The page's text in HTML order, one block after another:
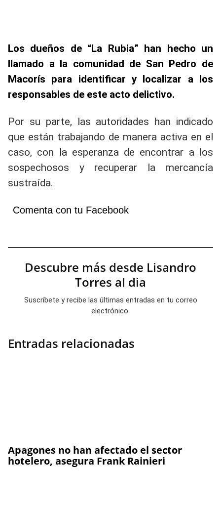
Los dueños de “La Rubia” han hecho un
llamado a la comunidad de San Pedro de
Macorís para identificar y localizar a los
responsables de este acto delictivo.
Por su parte, las autoridades han indicado
que están trabajando de manera activa en el
caso, con la esperanza de encontrar a los
sospechosos y recuperar la mercancía
sustraída.
Comenta con tu Facebook
Descubre más desde Lisandro
Torres al dia
Suscríbete y recibe las últimas entradas en tu correo
electrónico.
Entradas relacionadas
Apagones no han afectado el sector
hotelero, asegura Frank Rainieri